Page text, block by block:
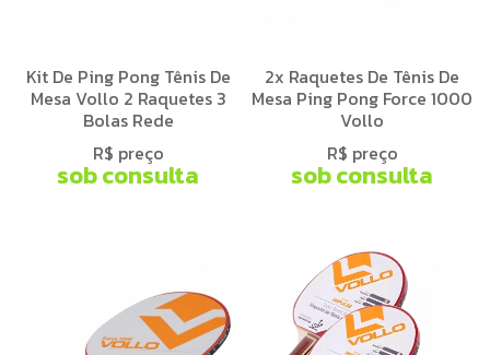
Kit De Ping Pong Tênis De
Mesa Vollo 2 Raquetes 3
Bolas Rede
R$ preço
sob consulta
2x Raquetes De Tênis De
Mesa Ping Pong Force 1000
Vollo
R$ preço
sob consulta